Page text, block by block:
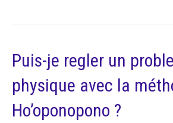
Puis-je regler un
physique avec la
Ho’oponopono ?